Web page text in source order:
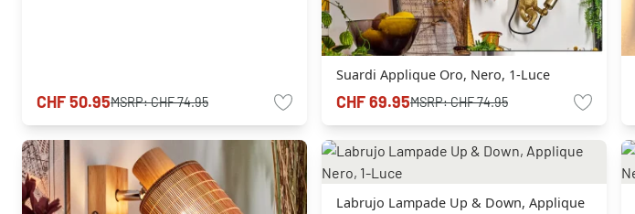
CHF 50.95MSRP:CHF 74.95
Suardi Applique Oro, Nero, 1-Luce
CHF 69.95MSRP:CHF 74.95
Labrujo Lampade Up & Down, Applique